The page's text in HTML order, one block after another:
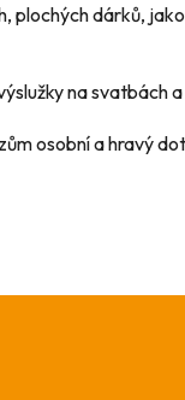
plochých dárků,
na svatbách
osobní a hravý